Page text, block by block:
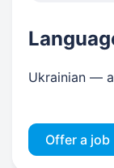
Ukrainian —
Offer a job